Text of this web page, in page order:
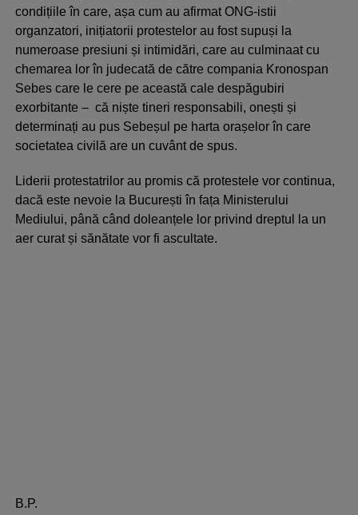
condițiile în care, așa cum au afirmat ONG-istii
organzatori, inițiatorii protestelor au fost supuși la
numeroase presiuni și intimidări, care au culminaat cu
chemarea lor în judecată de către compania Kronospan
Sebes care le cere pe această cale despăgubiri
exorbitante – că niște tineri responsabili, onești și
determinați au pus Sebeșul pe harta orașelor în care
societatea civilă are un cuvânt de spus.
Liderii protestatrilor au promis că protestele vor continua,
dacă este nevoie la București în fața Ministerului
Mediului, până când doleanțele lor privind dreptul la un
aer curat și sănătate vor fi ascultate.
B.P.